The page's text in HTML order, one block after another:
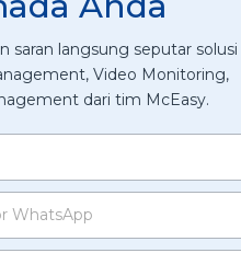
saran langsung seputar solusi
Video Monitoring,
dari tim McEasy.